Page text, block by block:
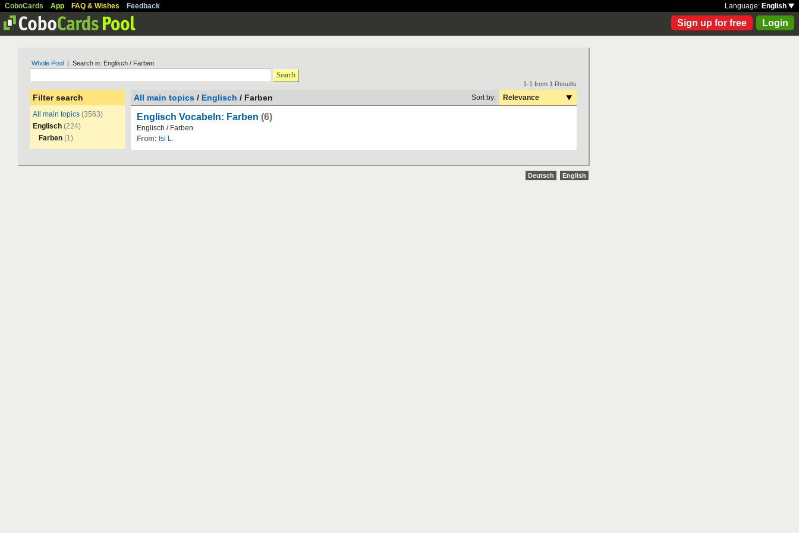
CoboCards App FAQ & Wishes Feedback Language: English
Sign up for free Login
Whole Pool | Search in: Englisch / Farben
Search
Filter search
All main topics (3563)
Englisch (224)
Farben (1)
1-1 from 1 Results
All main topics / Englisch / Farben Sort by: Relevance
Englisch Vocabeln: Farben (6)
Englisch / Farben
From: Isi L.
Deutsch English